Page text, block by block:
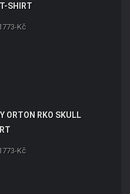
SHIRT
Kč
ORTON RKO SKULL
Kč